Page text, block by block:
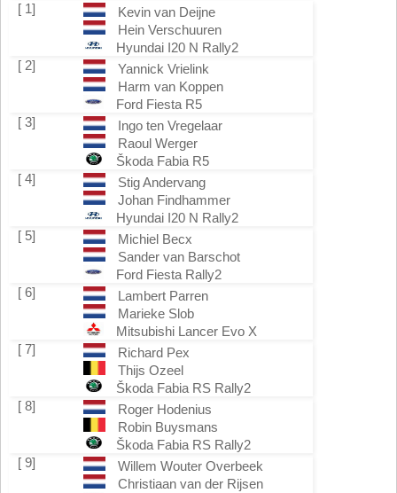
[ 1]
Kevin van Deijne
Hein Verschuuren
Hyundai I20 N Rally2
[ 2]
Yannick Vrielink
Harm van Koppen
Ford Fiesta R5
[ 3]
Ingo ten Vregelaar
Raoul Werger
Škoda Fabia R5
[ 4]
Stig Andervang
Johan Findhammer
Hyundai I20 N Rally2
[ 5]
Michiel Becx
Sander van Barschot
Ford Fiesta Rally2
[ 6]
Lambert Parren
Marieke Slob
Mitsubishi Lancer Evo X
[ 7]
Richard Pex
Thijs Ozeel
Škoda Fabia RS Rally2
[ 8]
Roger Hodenius
Robin Buysmans
Škoda Fabia RS Rally2
[ 9]
Willem Wouter Overbeek
Christiaan van der Rijsen